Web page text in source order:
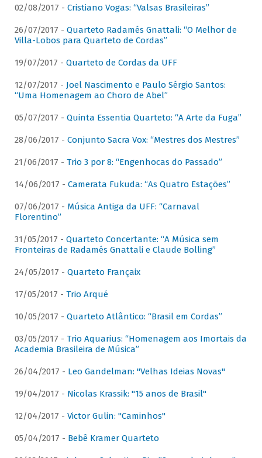
02/08/2017 - Cristiano Vogas: “Valsas Brasileiras”
26/07/2017 - Quarteto Radamés Gnattali: “O Melhor de
Villa-Lobos para Quarteto de Cordas”
19/07/2017 - Quarteto de Cordas da UFF
12/07/2017 - Joel Nascimento e Paulo Sérgio Santos:
“Uma Homenagem ao Choro de Abel”
05/07/2017 - Quinta Essentia Quarteto: “A Arte da Fuga”
28/06/2017 - Conjunto Sacra Vox: “Mestres dos Mestres”
21/06/2017 - Trio 3 por 8: “Engenhocas do Passado”
14/06/2017 - Camerata Fukuda: “As Quatro Estações”
07/06/2017 - Música Antiga da UFF: “Carnaval
Florentino”
31/05/2017 - Quarteto Concertante: “A Música sem
Fronteiras de Radamés Gnattali e Claude Bolling”
24/05/2017 - Quarteto Françaix
17/05/2017 - Trio Arqué
10/05/2017 - Quarteto Atlântico: “Brasil em Cordas”
03/05/2017 - Trio Aquarius: “Homenagem aos Imortais da
Academia Brasileira de Música”
26/04/2017 - Leo Gandelman: "Velhas Ideias Novas"
19/04/2017 - Nicolas Krassik: "15 anos de Brasil"
12/04/2017 - Victor Gulin: "Caminhos"
05/04/2017 - Bebê Kramer Quarteto